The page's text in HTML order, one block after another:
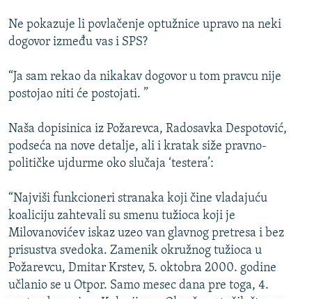
Ne pokazuje li povlačenje optužnice upravo na neki
dogovor između vas i SPS?
“Ja sam rekao da nikakav dogovor u tom pravcu nije
postojao niti će postojati. ”
Naša dopisinica iz Požarevca, Radosavka Despotović,
podseća na nove detalje, ali i kratak siže pravno-
političke ujdurme oko slučaja ‘testera’:
“Najviši funkcioneri stranaka koji čine vladajuću
koaliciju zahtevali su smenu tužioca koji je
Milovanovićev iskaz uzeo van glavnog pretresa i bez
prisustva svedoka. Zamenik okružnog tužioca u
Požarevcu, Dmitar Krstev, 5. oktobra 2000. godine
učlanio se u Otpor. Samo mesec dana pre toga, 4.